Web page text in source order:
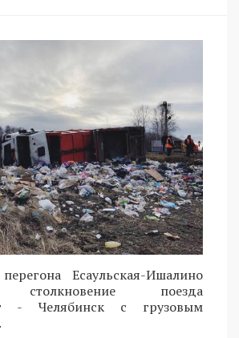
Есаульская-Ишалино
столкновение поезда
- Челябинск с грузовым